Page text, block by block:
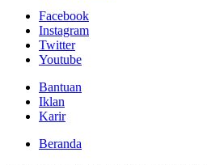
Facebook
Instagram
Twitter
Youtube
Bantuan
Iklan
Karir
Beranda